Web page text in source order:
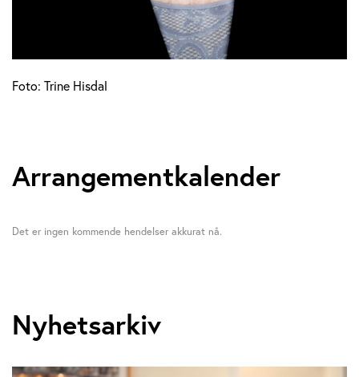
Foto: Trine Hisdal
Arrangementkalender
Det er ingen kommende hendelser akkurat nå.
Nyhetsarkiv